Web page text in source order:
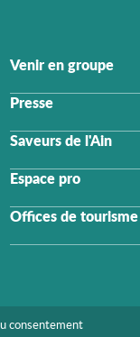
Venir en groupe
Presse
Saveurs de l'Ain
Espace pro
Offices de tourisme
consentement